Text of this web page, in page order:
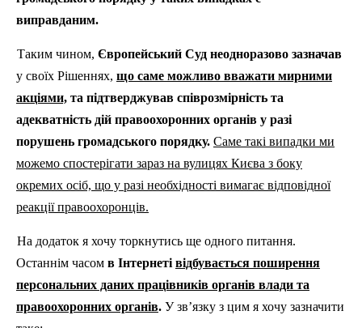
виправданим.
Таким чином, Європейський Суд неодноразово зазначав
у своїх Рішеннях, що саме можливо вважати мирними
акціями, та підтверджував співрозмірність та
адекватність дій правоохоронних органів у разі
порушень громадського порядку. Саме такі випадки ми
можемо спостерігати зараз на вулицях Києва з боку
окремих осіб, що у разі необхідності вимагає відповідної
реакції правоохоронців.
На додаток я хочу торкнутись ще одного питання.
Останнім часом в Інтернеті відбувається поширення
персональних даних працівників органів влади та
правоохоронних органів. У зв’язку з цим я хочу зазначити